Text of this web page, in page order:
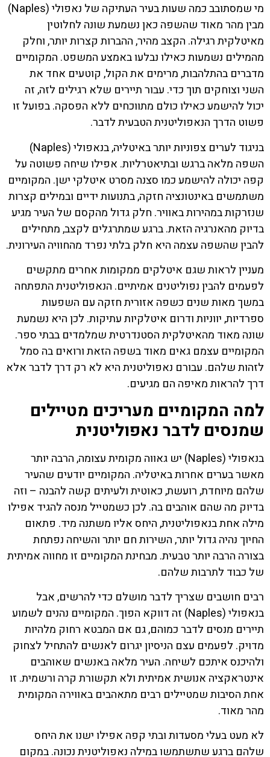
מי שמסתובב כמה שעות בעיר העתיקה של נאפולי (Naples)
מבין מהר מאוד שהשפה כאן נשמעת שונה לחלוטין
מאיטלקית רגילה. הקצב מהיר, ההברות קצרות יותר, וחלק
מהמילים נשמעות כאילו נבלעו באמצע המשפט. המקומיים
מדברים בהתלהבות, מרימים את הקול, קוטעים אחד את
השני וצוחקים תוך כדי. עבור תיירים שלא רגילים לזה, זה
יכול להישמע כאילו כולם מתווכחים ללא הפסקה. בפועל זו
פשוט הדרך הנאפוליטנית הטבעית לדבר.
בניגוד לערים צפוניות יותר באיטליה, בנאפולי (Naples)
השפה מלאה ברגש ובתיאטרליות. אפילו שיחה פשוטה על
קפה יכולה להישמע כמו סצנה מסרט איטלקי ישן. המקומיים
משתמשים באינטונציה חזקה, בתנועות ידיים ובמילים קצרות
שנזרקות במהירות באוויר. חלק גדול מהקסם של העיר מגיע
בדיוק מהאנרגיה הזאת. ברגע שמתרגלים לקצב, מתחילים
להבין שהשפה עצמה היא חלק בלתי נפרד מהחוויה העירונית.
מעניין לראות שגם איטלקים ממקומות אחרים מתקשים
לפעמים להבין נפוליטנים אמיתיים. הנאפוליטנית התפתחה
במשך מאות שנים כשפה אזורית חזקה עם השפעות
ספרדיות, יווניות ודרום איטלקיות עתיקות. לכן היא נשמעת
שונה מאוד מהאיטלקית הסטנדרטית שמלמדים בבתי ספר.
המקומיים עצמם גאים מאוד בשפה הזאת ורואים בה סמל
לזהות שלהם. עבורם נאפוליטנית היא לא רק דרך לדבר אלא
דרך להראות מאיפה הם מגיעים.
למה המקומיים מעריכים מטיילים
שמנסים לדבר נאפוליטנית
בנאפולי (Naples) יש גאווה מקומית עצומה, הרבה יותר
מאשר בערים אחרות באיטליה. המקומיים יודעים שהעיר
שלהם מיוחדת, רועשת, כאוטית ולעיתים קשה להבנה – וזה
בדיוק מה שהם אוהבים בה. לכן כשמטייל מנסה להגיד אפילו
מילה אחת בנאפוליטנית, היחס אליו משתנה מיד. פתאום
החיוך נהיה גדול יותר, השירות חם יותר והשיחה נפתחת
בצורה הרבה יותר טבעית. מבחינת המקומיים זו מחווה אמיתית
של כבוד לתרבות שלהם.
רבים חושבים שצריך לדבר מושלם כדי להרשים, אבל
בנאפולי (Naples) זה דווקא הפוך. המקומיים נהנים לשמוע
תיירים מנסים לדבר כמוהם, גם אם המבטא רחוק מלהיות
מדויק. לפעמים עצם הניסיון יגרום לאנשים להתחיל לצחוק
ולהיכנס איתכם לשיחה. העיר מלאה באנשים שאוהבים
אינטראקציה אנושית אמיתית ולא תקשורת קרה ורשמית. זו
אחת הסיבות שמטיילים רבים מתאהבים באווירה המקומית
מהר מאוד.
לא מעט בעלי מסעדות ובתי קפה אפילו ישנו את היחס
שלהם ברגע שתשתמשו במילה נאפוליטנית נכונה. במקום